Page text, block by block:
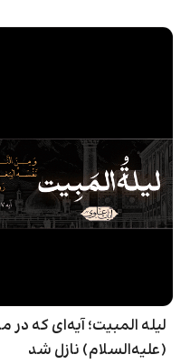
لیله المبیت؛ آیه‌ای که در
(علیه‌السلام) نازل شد